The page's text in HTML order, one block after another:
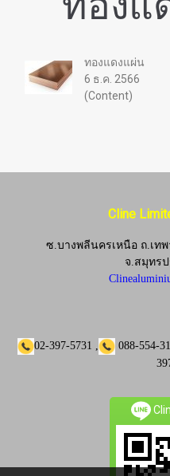
ทองแดงแผ่น
6 ธ.ค. 2566
(Content)
Cline
ซ.บางพลีนครเหนือ ถ.เท
จ.สมุทรป
02-397-5731 , 088-554-